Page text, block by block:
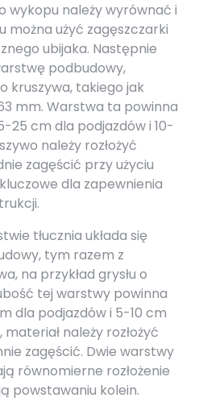
wykopu należy wyrównać i
można użyć zagęszczarki
ubijaka. Następnie
podbudowy,
kruszywa, takiego jak
mm. Warstwa ta powinna
25 cm dla podjazdów i 10-
należy rozłożyć
zagęścić przy użyciu
dla zapewnienia
tłucznia układa się
tym razem z
na przykład grysłu o
tej warstwy powinna
dla podjazdów i 5-10 cm
należy rozłożyć
zagęścić. Dwie warstwy
równomierne rozłożenie
powstawaniu kolein.